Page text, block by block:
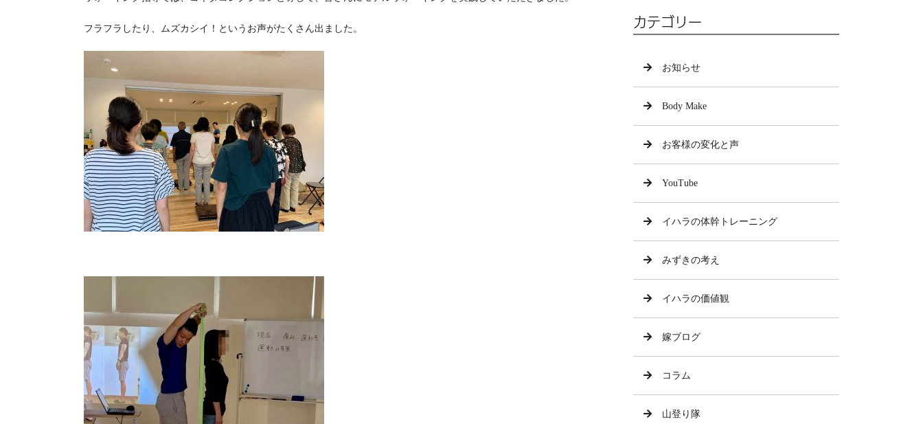
フラフラしたり、ムズカシイ！というお声がたくさん出ました。 カテゴリー
お知らせ
Body Make
お客様の変化と声
YouTube
イハラの体幹トレーニング
みずきの考え
イハラの価値観
嫁ブログ
コラム
山登り隊